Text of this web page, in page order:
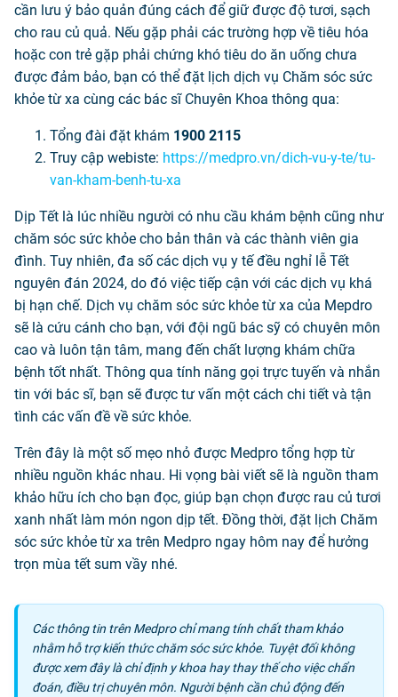
cần lưu ý bảo quản đúng cách để giữ được độ tươi, sạch
cho rau củ quả. Nếu gặp phải các trường hợp về tiêu hóa
hoặc con trẻ gặp phải chứng khó tiêu do ăn uống chưa
được đảm bảo, bạn có thể đặt lịch dịch vụ Chăm sóc sức
khỏe từ xa cùng các bác sĩ Chuyên Khoa thông qua:
Tổng đài đặt khám 1900 2115
Truy cập webiste: https://medpro.vn/dich-vu-y-te/tu-
van-kham-benh-tu-xa
Dịp Tết là lúc nhiều người có nhu cầu khám bệnh cũng như
chăm sóc sức khỏe cho bản thân và các thành viên gia
đình. Tuy nhiên, đa số các dịch vụ y tế đều nghỉ lễ Tết
nguyên đán 2024, do đó việc tiếp cận với các dịch vụ khá
bị hạn chế. Dịch vụ chăm sóc sức khỏe từ xa của Mepdro
sẽ là cứu cánh cho bạn, với đội ngũ bác sỹ có chuyên môn
cao và luôn tận tâm, mang đến chất lượng khám chữa
bệnh tốt nhất. Thông qua tính năng gọi trực tuyến và nhắn
tin với bác sĩ, bạn sẽ được tư vấn một cách chi tiết và tận
tình các vấn đề về sức khỏe.
Trên đây là một số mẹo nhỏ được Medpro tổng hợp từ
nhiều nguồn khác nhau. Hi vọng bài viết sẽ là nguồn tham
khảo hữu ích cho bạn đọc, giúp bạn chọn được rau củ tươi
xanh nhất làm món ngon dịp tết. Đồng thời, đặt lịch Chăm
sóc sức khỏe từ xa trên Medpro ngay hôm nay để hưởng
trọn mùa tết sum vầy nhé.
Các thông tin trên Medpro chỉ mang tính chất tham khảo
nhằm hỗ trợ kiến thức chăm sóc sức khỏe. Tuyệt đối không
được xem đây là chỉ định y khoa hay thay thế cho việc chẩn
đoán, điều trị chuyên môn. Người bệnh cần chủ động đến